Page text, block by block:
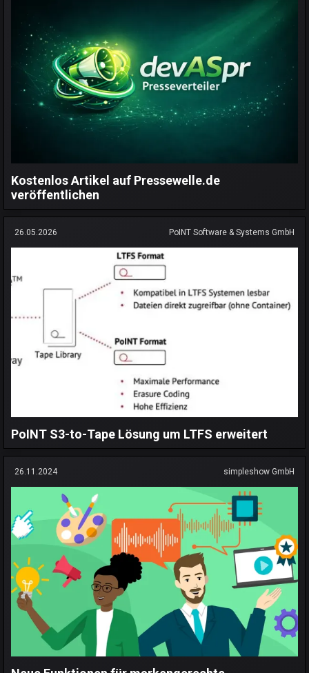
Kostenlos Artikel auf Pressewelle.de
veröffentlichen
26.05.2026 PoINT Software & Systems GmbH
PoINT S3-to-Tape Lösung um LTFS erweitert
26.11.2024 simpleshow GmbH